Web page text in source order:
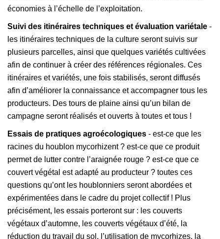
économies à l’échelle de l’exploitation.
Suivi des itinéraires techniques et évaluation variétale -
les itinéraires techniques de la culture seront suivis sur
plusieurs parcelles, ainsi que quelques variétés cultivées
afin de continuer à créer des références régionales. Ces
itinéraires et variétés, une fois stabilisés, seront diffusés
afin d’améliorer la connaissance et accompagner tous les
producteurs. Des tours de plaine ainsi qu’un bilan de
campagne seront réalisés et ouverts à toutes et tous !
Essais de pratiques agroécologiques - est-ce que les
racines du houblon mycorhizent ? est-ce que ce produit
permet de lutter contre l’araignée rouge ? est-ce que ce
couvert végétal est adapté au producteur ? toutes ces
questions qu’ont les houblonniers seront abordées et
expérimentées dans le cadre du projet collectif ! Plus
précisément, les essais porteront sur : les couverts
végétaux d’automne, les couverts végétaux d’été, la
réduction du travail du sol, l’utilisation de mycorhizes, la